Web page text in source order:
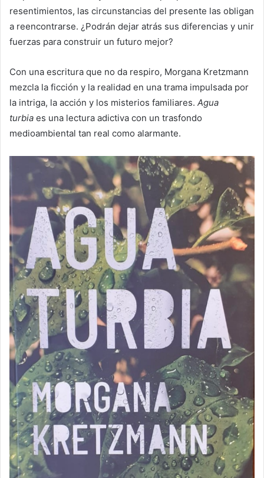
resentimientos, las circunstancias del presente las obligan
a reencontrarse. ¿Podrán dejar atrás sus diferencias y unir
fuerzas para construir un futuro mejor?
Con una escritura que no da respiro, Morgana Kretzmann
mezcla la ficción y la realidad en una trama impulsada por
la intriga, la acción y los misterios familiares. Agua
turbia es una lectura adictiva con un trasfondo
medioambiental tan real como alarmante.